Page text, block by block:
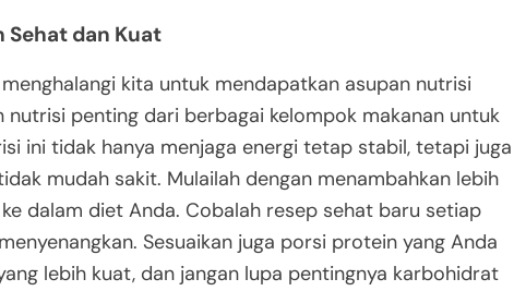
dan Kuat
kita untuk mendapatkan asupan nutrisi
penting dari berbagai kelompok makanan untuk
ini tidak hanya menjaga energi tetap stabil, tetapi juga
mudah sakit. Mulailah dengan menambahkan lebih
dalam diet Anda. Cobalah resep sehat baru setiap
Sesuaikan juga porsi protein yang Anda
lebih kuat, dan jangan lupa pentingnya karbohidrat